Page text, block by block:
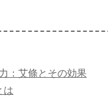
：艾條とその効果
は